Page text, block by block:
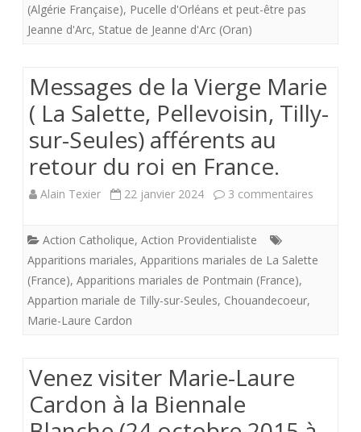
Caen
(Algérie Française), Pucelle d'Orléans et peut-être pas
Jeanne d'Arc, Statue de Jeanne d'Arc (Oran)
Messages de la Vierge Marie
( La Salette, Pellevoisin, Tilly-
sur-Seules) afférents au
retour du roi en France.
Alain Texier 22 janvier 2024 3 commentaires
Action Catholique, Action Providentialiste
Apparitions mariales, Apparitions mariales de La Salette
(France), Apparitions mariales de Pontmain (France),
Appartion mariale de Tilly-sur-Seules, Chouandecoeur,
Marie-Laure Cardon
Venez visiter Marie-Laure
Cardon à la Biennale